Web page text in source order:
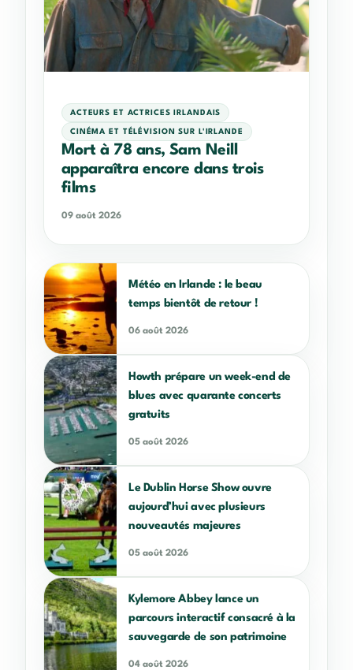
ACTEURS ET ACTRICES IRLANDAIS
CINÉMA ET TÉLÉVISION SUR L'IRLANDE
Mort à 78 ans, Sam Neill
apparaîtra encore dans trois
films
09 août 2026
Météo en Irlande : le beau
temps bientôt de retour !
06 août 2026
Howth prépare un week-end de
blues avec quarante concerts
gratuits
05 août 2026
Le Dublin Horse Show ouvre
aujourd’hui avec plusieurs
nouveautés majeures
05 août 2026
Kylemore Abbey lance un
parcours interactif consacré à la
sauvegarde de son patrimoine
04 août 2026